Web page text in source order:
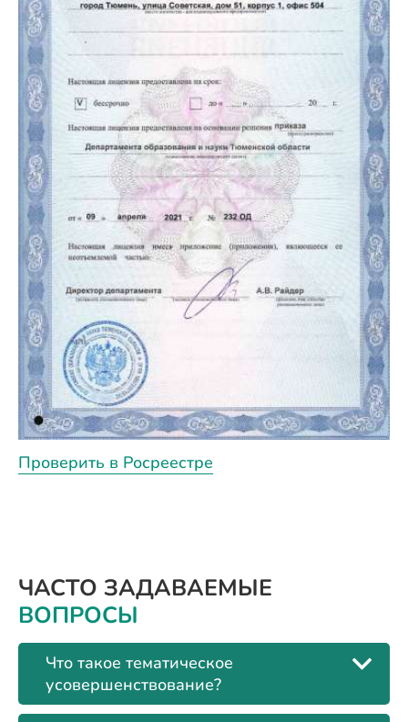
Проверить в Росреестре
ЧАСТО ЗАДАВАЕМЫЕ
ВОПРОСЫ
Что такое тематическое
усовершенствование?